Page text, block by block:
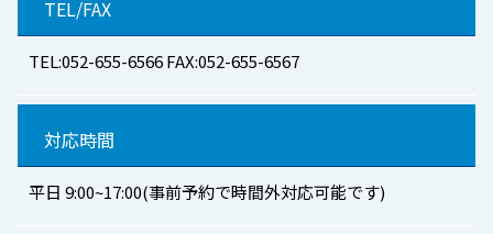
TEL/FAX
TEL:052-655-6566 FAX:052-655-6567
対応時間
平日 9:00~17:00(事前予約で時間外対応可能です)